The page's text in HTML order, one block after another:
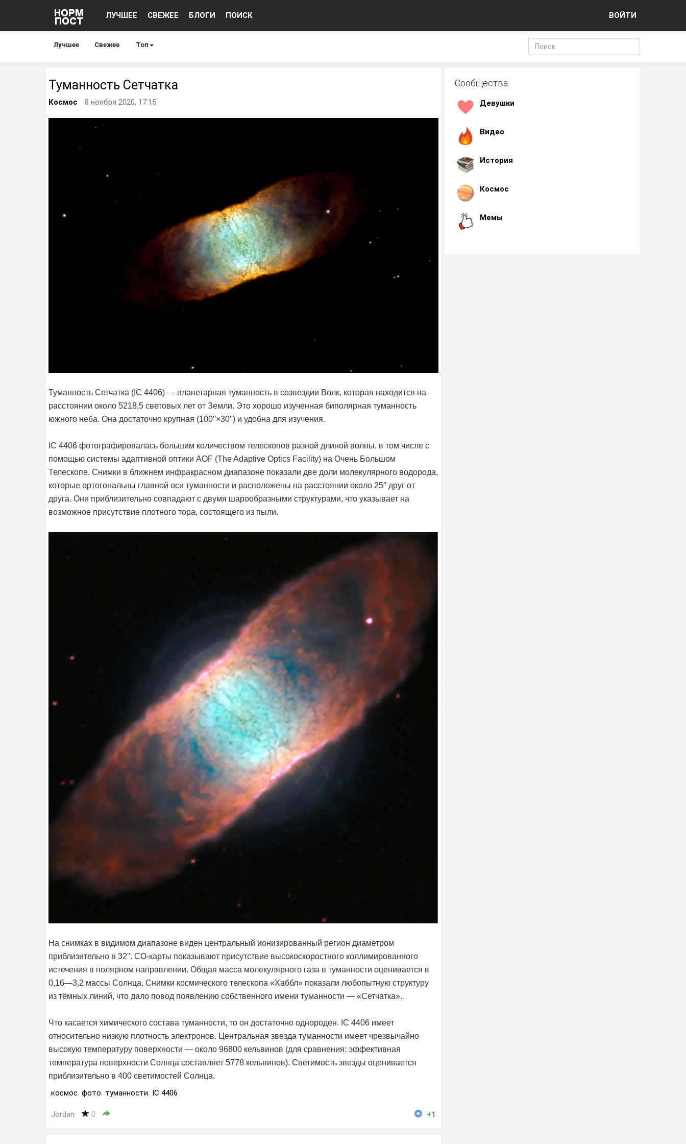
ЛУЧШЕЕ СВЕЖЕЕ БЛОГИ ПОИСК ВОЙТИ
Лучшее Свежее Топ
Туманность Сетчатка
Космос 8 ноября 2020, 17:15
Туманность Сетчатка (IC 4406) — планетарная туманность в созвездии Волк, которая находится на
расстоянии около 5218,5 световых лет от Земли. Это хорошо изученная биполярная туманность
южного неба. Она достаточно крупная (100′′×30′') и удобна для изучения.
IC 4406 фотографировалась большим количеством телескопов разной длиной волны, в том числе с
помощью системы адаптивной оптики AOF (The Adaptive Optics Facility) на Очень Большом
Телескопе. Снимки в ближнем инфракрасном диапазоне показали две доли молекулярного водорода,
которые ортогональны главной оси туманности и расположены на расстоянии около 25′′ друг от
друга. Они приблизительно совпадают с двумя шарообразными структурами, что указывает на
возможное присутствие плотного тора, состоящего из пыли.
На снимках в видимом диапазоне виден центральный ионизированный регион диаметром
приблизительно в 32''. CO-карты показывают присутствие высокоскоростного коллимированного
истечения в полярном направлении. Общая масса молекулярного газа в туманности оценивается в
0,16—3,2 массы Солнца. Снимки космического телескопа «Хаббл» показали любопытную структуру
из тёмных линий, что дало повод появлению собственного имени туманности — «Сетчатка».
Что касается химического состава туманности, то он достаточно однороден. IC 4406 имеет
относительно низкую плотность электронов. Центральная звезда туманности имеет чрезвычайно
высокую температуру поверхности — около 96800 кельвинов (для сравнения: эффективная
температура поверхности Солнца составляет 5778 кельвинов). Светимость звезды оценивается
приблизительно в 400 светимостей Солнца.
космос, фото, туманности, IC 4406
Jordan 0 +1
Сообщества
Девушки
Видео
История
Космос
Мемы